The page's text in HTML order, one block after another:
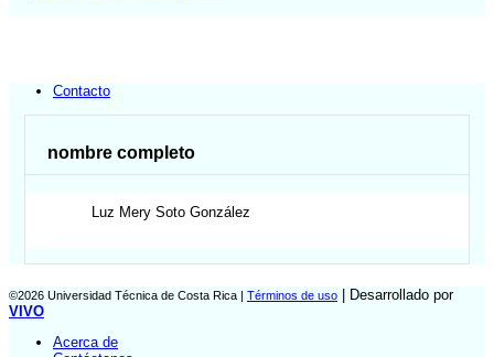
Contacto
nombre completo
Luz Mery Soto González
©2026 Universidad Técnica de Costa Rica | Términos de uso
| Desarrollado por
VIVO
Acerca de